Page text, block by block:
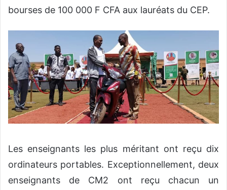
bourses de 100 000 F CFA aux lauréats du CEP.
Les enseignants les plus méritant ont reçu dix
ordinateurs portables. Exceptionnellement, deux
enseignants de CM2 ont reçu chacun un